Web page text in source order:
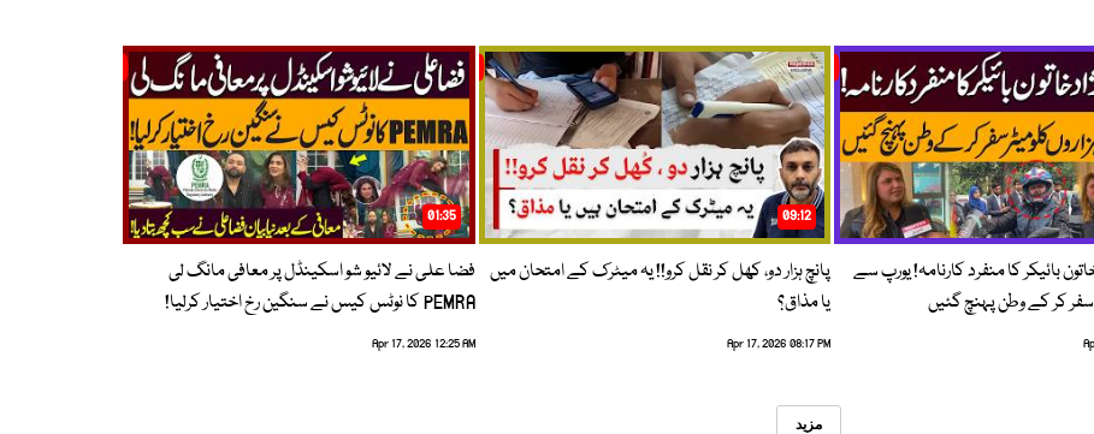
بائیکر کا منفرد کارنامہ! یورپ سے
سفر کر کے وطن پہنچ گئیں
09:12
پانچ ہزار دو، کھل کر نقل کرو!! یہ میٹرک کے امتحان میں
یا مذاق؟
Apr 17, 2026 08:17 PM
01:35
فضا علی نے لائیو شو اسکینڈل پر معافی مانگ لی
PEMRA کا نوٹس کیس نے سنگین رخ اختیار کرلیا!
Apr 17, 2026 12:25 AM
مزید